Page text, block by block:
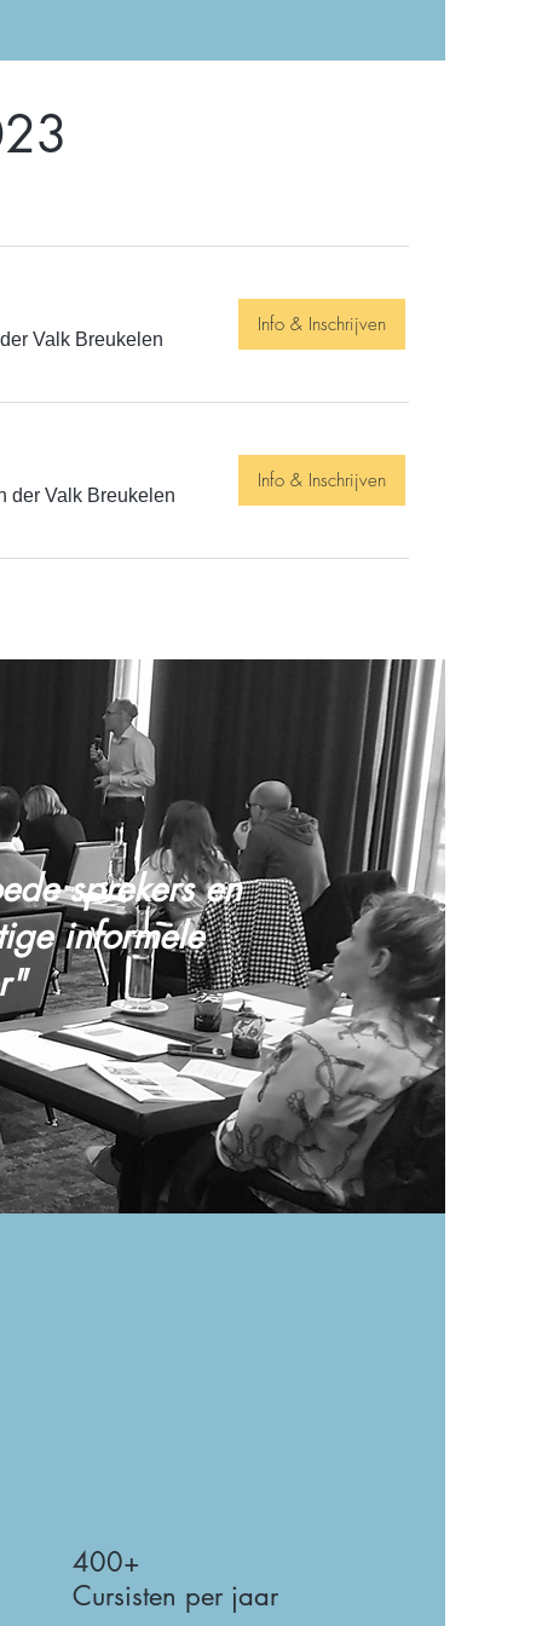
Valk Breukelen
Info & Inschrijven
der Valk Breukelen
Info & Inschrijven
sprekers en
informele
400+
Cursisten per jaar